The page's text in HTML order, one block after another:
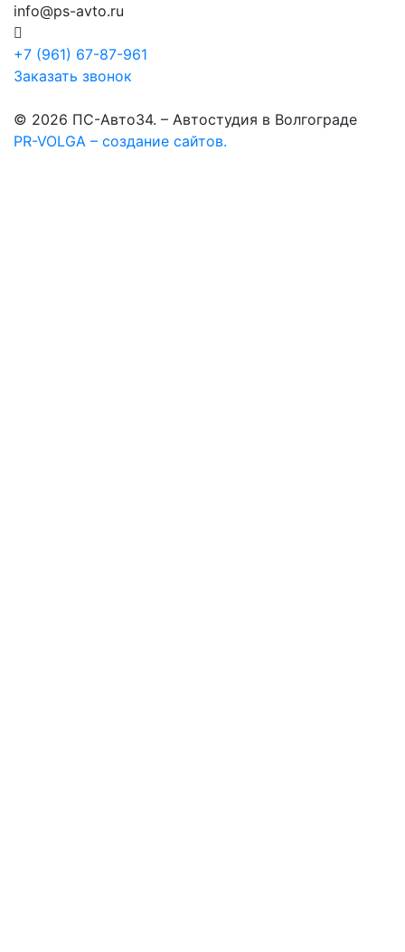
info@ps-avto.ru
+7 (961) 67-87-961
Заказать звонок
© 2026 ПС-Авто34. – Автостудия в Волгограде
PR-VOLGA – создание сайтов.